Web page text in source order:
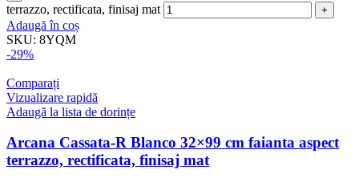
terrazzo, rectificata, finisaj mat
Adaugă în coș
SKU: 8YQM
-29%
Comparați
Vizualizare rapidă
Adaugă la lista de dorințe
Arcana Cassata-R Blanco 32×99 cm faianta aspect
terrazzo, rectificata, finisaj mat